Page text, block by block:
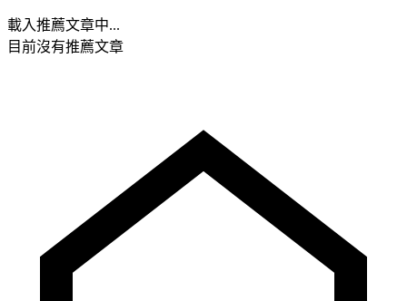
載入推薦文章中...
目前沒有推薦文章